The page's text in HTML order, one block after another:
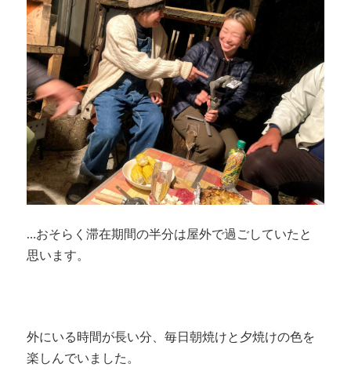
…おそらく滞在期間の半分は屋外で過ごしていたと
思います。
外にいる時間が長い分、毎日朝焼けと夕焼けの色を
楽しんでいました。